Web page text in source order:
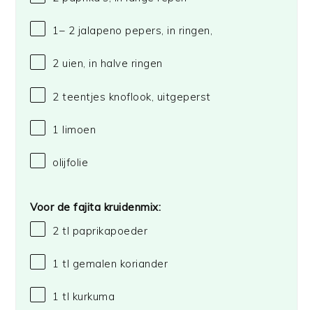
1– 2 jalapeno pepers, in ringen,
2 uien, in halve ringen
2 teentjes knoflook, uitgeperst
1 limoen
olijfolie
Voor de fajita kruidenmix:
2 tl paprikapoeder
1 tl gemalen koriander
1 tl kurkuma